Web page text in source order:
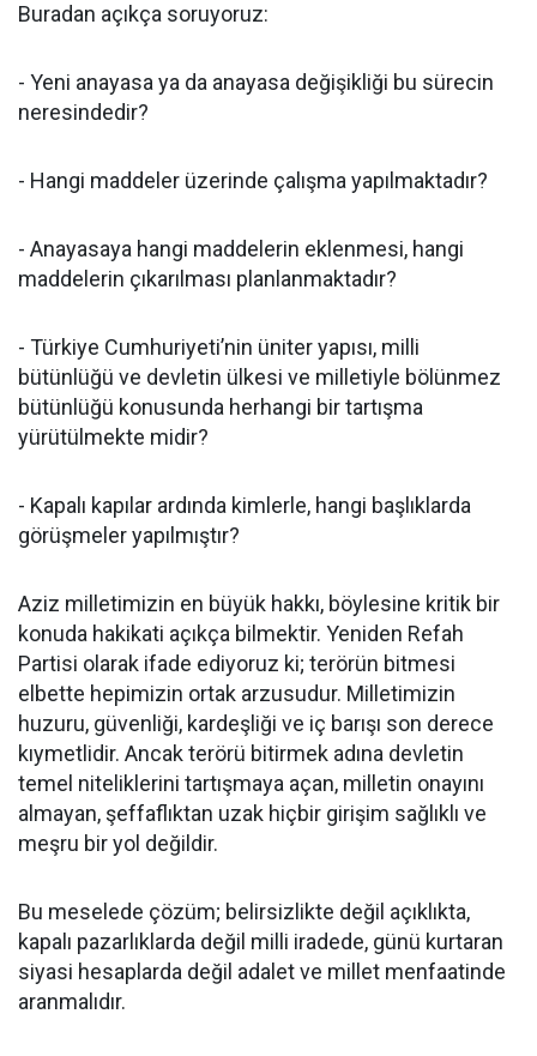
Buradan açıkça soruyoruz:
- Yeni anayasa ya da anayasa değişikliği bu sürecin
neresindedir?
- Hangi maddeler üzerinde çalışma yapılmaktadır?
- Anayasaya hangi maddelerin eklenmesi, hangi
maddelerin çıkarılması planlanmaktadır?
- Türkiye Cumhuriyeti’nin üniter yapısı, milli
bütünlüğü ve devletin ülkesi ve milletiyle bölünmez
bütünlüğü konusunda herhangi bir tartışma
yürütülmekte midir?
- Kapalı kapılar ardında kimlerle, hangi başlıklarda
görüşmeler yapılmıştır?
Aziz milletimizin en büyük hakkı, böylesine kritik bir
konuda hakikati açıkça bilmektir. Yeniden Refah
Partisi olarak ifade ediyoruz ki; terörün bitmesi
elbette hepimizin ortak arzusudur. Milletimizin
huzuru, güvenliği, kardeşliği ve iç barışı son derece
kıymetlidir. Ancak terörü bitirmek adına devletin
temel niteliklerini tartışmaya açan, milletin onayını
almayan, şeffaflıktan uzak hiçbir girişim sağlıklı ve
meşru bir yol değildir.
Bu meselede çözüm; belirsizlikte değil açıklıkta,
kapalı pazarlıklarda değil milli iradede, günü kurtaran
siyasi hesaplarda değil adalet ve millet menfaatinde
aranmalıdır.